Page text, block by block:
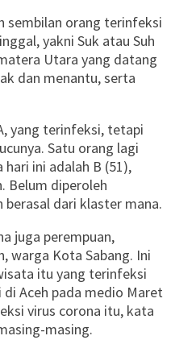
sembilan orang terinfeksi
yakni Suk atau Suh
Utara yang datang
dan menantu, serta
yang terinfeksi, tetapi
Satu orang lagi
ini adalah B (51),
Belum diperoleh
dari klaster mana.
juga perempuan,
warga Kota Sabang. Ini
itu yang terinfeksi
Aceh pada medio Maret
virus corona itu, kata
masing.